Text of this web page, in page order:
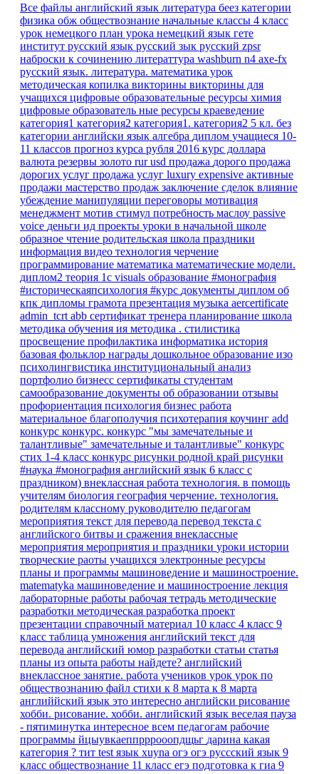
Все файлы английский язык литература беез категории
физика обж обществознание начальные классы 4 класс
урок немецкого план урока немецкий язык гете
институт русский язык русский зык русский zpsr
наброски к сочинению литераттура washburn n4 axe-fx
русский язык. литература. математика урок
методическая копилка викторины викторины для
учащихся цифровые образовательные ресурсы химия
цифровые образователь ные ресурсы краеведение
категория1 категория2 категория1. категория2 5 кл. без
категории английски язык алгебра диплом учащиеся 10-
11 классов прогноз курса рубля 2016 курс доллара
валюта резервы золото rurusd продажа дорого продажа
дорогих услуг продажа услуг luxury expensive активные
продажи мастерство продаж заключение сделок влияние
убеждение манипуляции переговоры мотивация
менеджмент мотив стимул потребность маслоу passive
voice деньги ид проекты уроки в начальной школе
образное чтение родительская школа праздники
информация видео технология черчение
программирование математика математические модели.
диплом2 теория 1с visuals образование #монография
#историческаяпсихология #курс документы диплом об
кпк дипломы грамота презентация музыка aercertificate
admin_tcrt abb сертификат тренера планирование школа
методика обучения ия методика . стилистика
просвещение профилактика информатика история
базовая фольклор награды дошкольное образование изо
психолингвистика институциональный анализ
портфолио бизнесс сертификаты студентам
самообразование документы об образовании отзывы
профориентация психология бизнес работа
материальное благополучия психотерапия коучинг add
конкурс конкурс. конкурс "мы замечательные и
талантливые" замечательные и талантливые" конкурс
стих 1-4 класс конкурс рисунки родной край рисунки
#наука #монография английский язык 6 класс с
праздником) внеклассная работа технология. в помощь
учителям биология география черчение. технология.
родителям классному руководителю педагогам
мероприятия текст для перевода перевод текста с
английского битвы и сражения внеклассные
мероприятия мероприятия и праздники уроки истории
творческие раоты учащихся электронные ресурсы
планы и программы машиноведение и машиностроение.
matematyka машиноведение и машиностроение лекция
лабораторные работы рабочая тетрадь методические
разработки методическая разработка проект
презентации справочный материал 10 класс 4 класс 9
класс таблица умножения английский текст для
перевода английский юмор разработки статьи статья
планы из опыта работы найдете? английский
внеклассное занятие. работа учеников урок урок по
обществознанию файл стихи к 8 марта к 8 марта
английйский язык это интересно английски рисование
хобби. рисование. хобби. английский язык веселая пауза
- пятиминутка интересное всем педагогам рабочие
программы йцыувкаеппрррооопдщьг дарина какая
категория ? тит test язык xuyna огэ огэ руссский язык 9
класс обществознание 11 класс егэ подготовка к гиа 9